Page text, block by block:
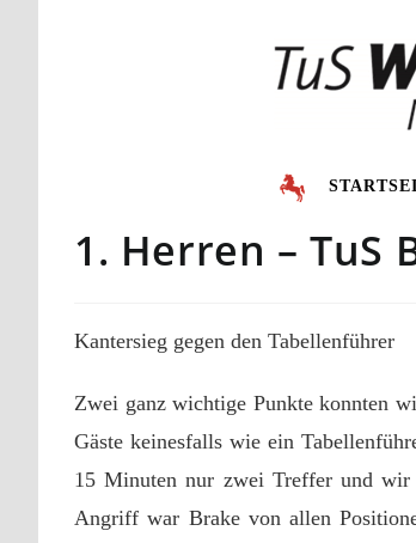
1. Herren – TuS
Kantersieg gegen den Tabellenführer
Zwei ganz wichtige Punkte konnten
Gäste keinesfalls wie ein
15 Minuten nur zwei Treffer und wir
Angriff war Brake von allen